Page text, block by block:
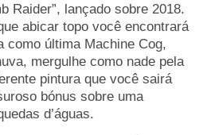
Raider”, lançado sobre 2018.
abicar topo você encontrará
como última Machine Cog,
mergulhe como nade pela
pintura que você sairá
bónus sobre uma
d’águas.